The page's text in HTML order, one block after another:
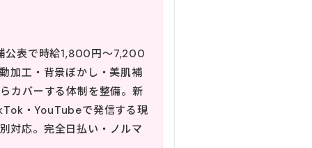
公表で時給1,800円〜7,200
加工・背景ぼかし・美肌補
カバーする体制を整備。新
・YouTubeで発信する現
対応。完全日払い・ノルマ